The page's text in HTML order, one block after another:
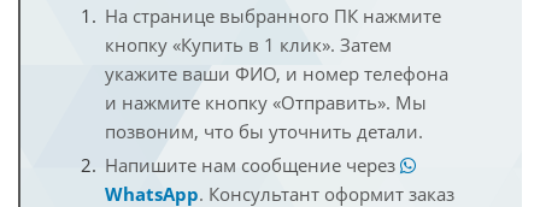
На странице выбранного ПК нажмите
кнопку «Купить в 1 клик». Затем
укажите ваши ФИО, и номер телефона
и нажмите кнопку «Отправить». Мы
позвоним, что бы уточнить детали.
Напишите нам сообщение через
WhatsApp. Консультант оформит заказ